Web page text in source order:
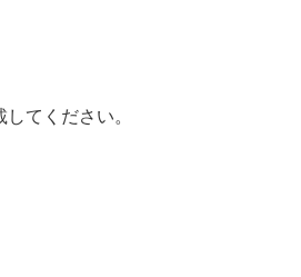
てください。